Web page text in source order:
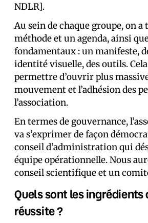
NDLR].
Au sein de chaque groupe, on
méthode et un agenda, ainsi
fondamentaux : un manifeste,
identité visuelle, des outils.
permettre d’ouvrir plus
mouvement et l’adhésion des
l’association.
En termes de gouvernance,
va s’exprimer de façon
conseil d’administration qui
équipe opérationnelle. Nous
conseil scientifique et un
Quels sont les ingrédients
réussite ?